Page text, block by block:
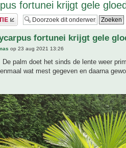
fortunei krijgt gele gloed
fortunei krijgt gele
op 23 aug 2021 13:26
De palm doet het sinds de lente weer
wat mest gegeven en daarna